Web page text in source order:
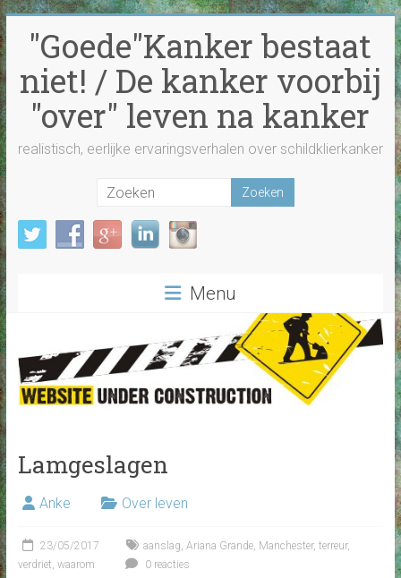
Ga
naar
inhoud"Goede"Kanker bestaat
niet! / De kanker voorbij
"over" leven na kanker
realistisch, eerlijke ervaringsverhalen over schildklierkanker
Menu
Lamgeslagen
Anke Over leven
23/05/2017 aanslag Ariana Grande, Manchester, terreur,
verdriet waarom 0 reacties